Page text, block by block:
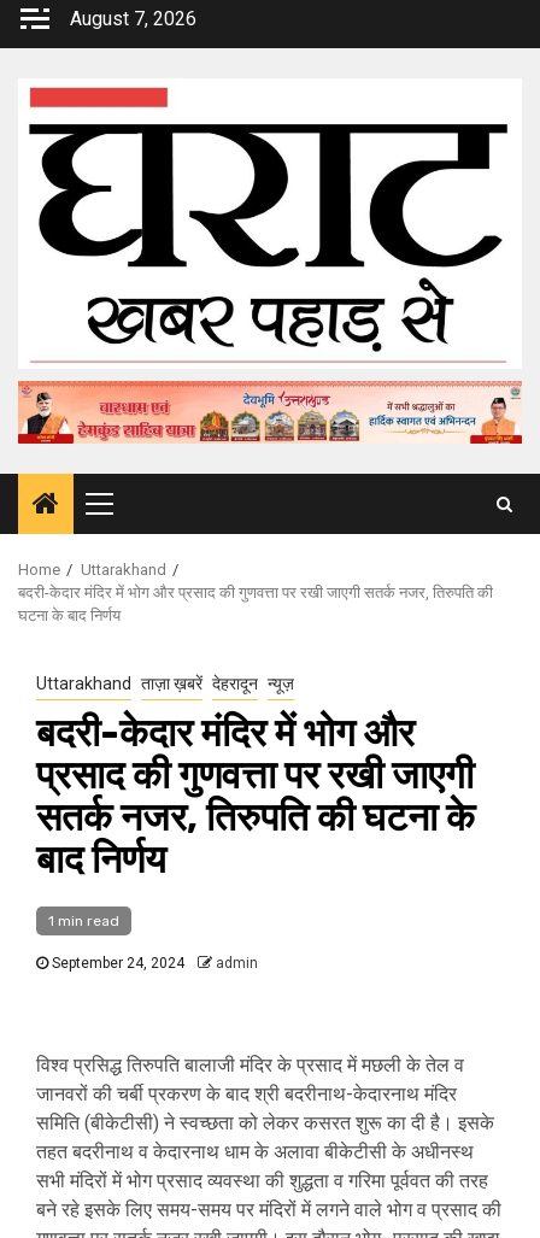
Skip
August 7, 2026
Primary
Menu
Home
Uttarakhand
बदरी-केदार मंदिर में भोग और प्रसाद की गुणवत्ता पर रखी जाएगी सतर्क नजर, तिरुपति की
घटना के बाद निर्णय
Uttarakhand ताज़ा ख़बरें देहरादून न्यूज़
बदरी-केदार मंदिर में भोग और
प्रसाद की गुणवत्ता पर रखी जाएगी
सतर्क नजर, तिरुपति की घटना के
बाद निर्णय
1 min read
September 24, 2024 admin
विश्व प्रसिद्ध तिरुपति बालाजी मंदिर के प्रसाद में मछली के तेल व
जानवरों की चर्बी प्रकरण के बाद श्री बदरीनाथ-केदारनाथ मंदिर
समिति (बीकेटीसी) ने स्वच्छता को लेकर कसरत शुरू का दी है। इसके
तहत बदरीनाथ व केदारनाथ धाम के अलावा बीकेटीसी के अधीनस्थ
सभी मंदिरों में भोग प्रसाद व्यवस्था की शुद्धता व गरिमा पूर्ववत की तरह
बने रहे इसके लिए समय-समय पर मंदिरों में लगने वाले भोग व प्रसाद की